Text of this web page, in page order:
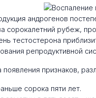
андрогенов
сорокалетний рубеж,
тестостерона
репродуктивной
признаков,
сорока пяти лет.